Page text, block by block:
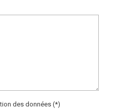
des données (*)